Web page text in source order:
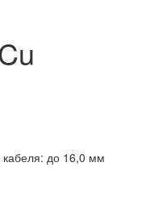
кабеля: до 16,0 мм